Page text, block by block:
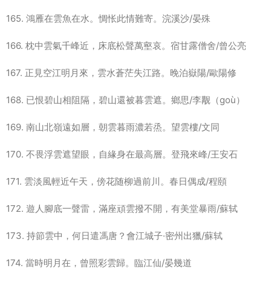
165. 鴻雁在雲魚在水。惆怅此情難寄。浣溪沙/晏殊
166. 枕中雲氣千峰近，床底松聲萬壑哀。宿甘露僧舍/曾公亮
167. 正見空江明月來，雲水蒼茫失江路。晚泊嶽陽/歐陽修
168. 已恨碧山相阻隔，碧山還被暮雲遮。鄉思/李觏（goù）
169. 南山北嶺遠如層，朝雲暮雨濃若烝。望雲樓/文同
170. 不畏浮雲遮望眼，自緣身在最高層。登飛來峰/王安石
171. 雲淡風輕近午天，傍花随柳過前川。春日偶成/程頤
172. 遊人腳底一聲雷，滿座頑雲撥不開，有美堂暴雨/蘇轼
173. 持節雲中，何日遣馮唐？會江城子·密州出獵/蘇轼
174. 當時明月在，曾照彩雲歸。臨江仙/晏幾道